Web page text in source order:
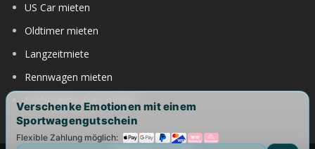
US Car mieten
Oldtimer mieten
Langzeitmiete
Rennwagen mieten
Nürburgring Auto mieten
Verschenke Emotionen mit einem
Sportwagengutschein
Flexible Zahlung möglich: